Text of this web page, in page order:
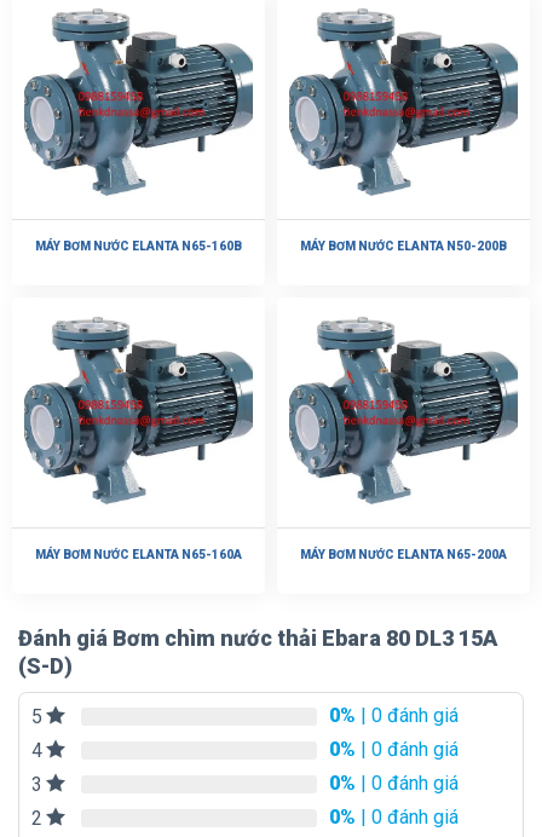
MÁY BƠM NƯỚC ELANTA N65-160B MÁY BƠM NƯỚC ELANTA N50-200B
MÁY BƠM NƯỚC ELANTA N65-160A MÁY BƠM NƯỚC ELANTA N65-200A
Đánh giá Bơm chìm nước thải Ebara 80 DL3 15A
(S-D)
5 0% | 0 đánh giá
4
0% | 0 đánh giá
3
0% | 0 đánh giá
2
0% | 0 đánh giá